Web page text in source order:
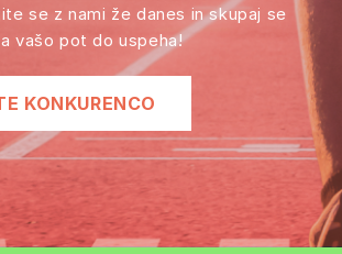
se z nami že danes in skupaj se
vašo pot do uspeha!
KONKURENCO